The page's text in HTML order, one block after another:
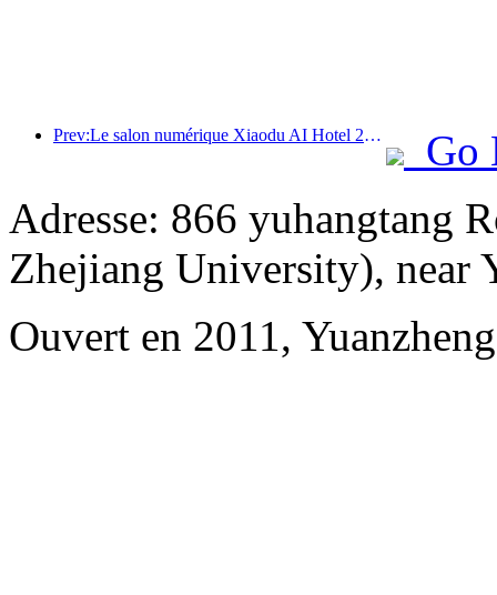
Prev:Le salon numérique Xiaodu AI Hotel 2024 s'est terminé avec succès ! Accélérer la reconstruction de la future expérience hôtelière
Go
Adresse: 866 yuhangtang
Zhejiang University), near
Ouvert en 2011,